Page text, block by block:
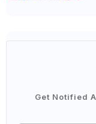
Get Notified